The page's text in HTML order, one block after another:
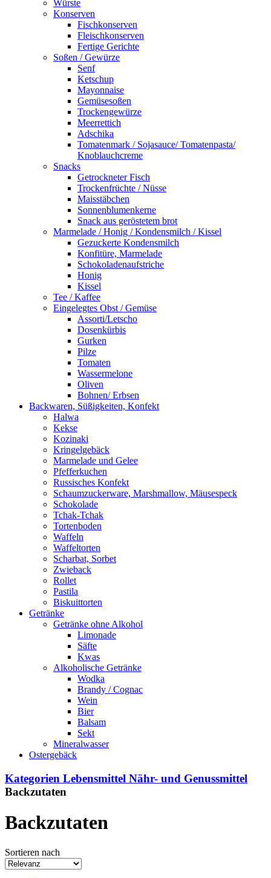
Würste
Konserven
Fischkonserven
Fleischkonserven
Fertige Gerichte
Soßen / Gewürze
Senf
Ketschup
Mayonnaise
Gemüsesoßen
Trockengewürze
Meerrettich
Adschika
Tomatenmark / Sojasauce/ Tomatenpasta/
Knoblauchcreme
Snacks
Getrockneter Fisch
Trockenfrüchte / Nüsse
Maisstäbchen
Sonnenblumenkerne
Snack aus geröstetem brot
Marmelade / Honig / Kondensmilch / Kissel
Gezuckerte Kondensmilch
Konfitüre, Marmelade
Schokoladenaufstriche
Honig
Kissel
Tee / Kaffee
Eingelegtes Obst / Gemüse
Assorti/Letscho
Dosenkürbis
Gurken
Pilze
Tomaten
Wassermelone
Oliven
Bohnen/ Erbsen
Backwaren, Süßigkeiten, Konfekt
Halwa
Kekse
Kozinaki
Kringelgebäck
Marmelade und Gelee
Pfefferkuchen
Russisches Konfekt
Schaumzuckerware, Marshmallow, Mäusespeck
Schokolade
Tchak-Tchak
Tortenboden
Waffeln
Waffeltorten
Scharbat, Sorbet
Zwieback
Rollet
Pastila
Biskuittorten
Getränke
Getränke ohne Alkohol
Limonade
Säfte
Kwas
Alkoholische Getränke
Wodka
Brandy / Cognac
Wein
Bier
Balsam
Sekt
Mineralwasser
Ostergebäck
Kategorien Lebensmittel Nähr- und Genussmittel
Backzutaten
Backzutaten
Sortieren nach